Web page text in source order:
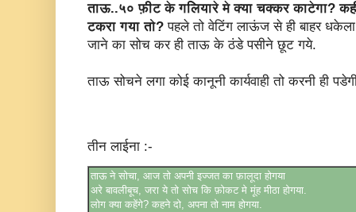
ताऊ..५० फ़ीट के गलियारे मे क्या चक्कर काटेगा?
टकरा गया तो?पहले तो वेटिंग लाऊंज से ही बाहर
जाने का सोच कर ही ताऊ के ठंडे पसीने छूट गये.
ताऊ सोचने लगा कोई कानूनी कार्यवाही तो करनी ही
तीन लाईना :-
ताऊ ने सोचा, आज तो अपनी इज्जत का फ़ालूदा होगया
अरे बावलीबूच, जरा ये तो सोच कि फ़ोकट मे मूंह मीठा होगया.
लोग क्या कहेंगे? कहने दो, अपना तो नाम होगया.